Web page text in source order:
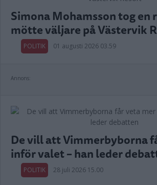
Simona Mohamsson tog en
mötte väljare på Västervik
POLITIK 01 augusti 2026 03.59
Annons:
De vill att Vimmerbyborna
inför valet – han leder
POLITIK 28 juli 2026 15.00